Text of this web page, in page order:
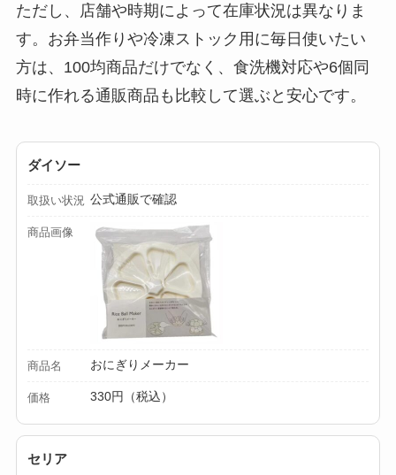
を徹底ガイド！
【100均】ダイソー/
セリア等でハンディ
ファンカバーは買え
介！
【100均】ダイソー/
ドの違いもわかりや
ただし、店舗や時期によって在庫状況は異なりま
す。お弁当作りや冷凍ストック用に毎日使いたい
方は、100均商品だけでなく、食洗機対応や6個同
時に作れる通販商品も比較して選ぶと安心です。
ダイソー
取扱い状況 公式通販で確認
商品画像
商品名 おにぎりメーカー
価格 330円（税込）
セリア